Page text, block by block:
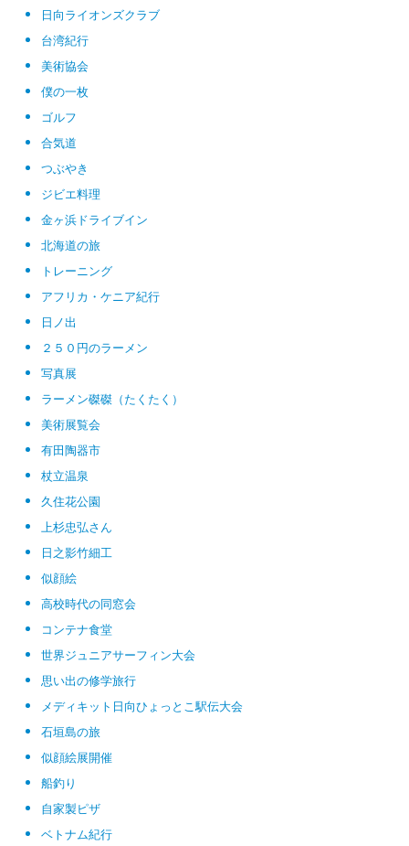
日向ライオンズクラブ
台湾紀行
美術協会
僕の一枚
ゴルフ
合気道
つぶやき
ジビエ料理
金ヶ浜ドライブイン
北海道の旅
トレーニング
アフリカ・ケニア紀行
日ノ出
２５０円のラーメン
写真展
ラーメン磔磔（たくたく）
美術展覧会
有田陶器市
杖立温泉
久住花公園
上杉忠弘さん
日之影竹細工
似顔絵
高校時代の同窓会
コンテナ食堂
世界ジュニアサーフィン大会
思い出の修学旅行
メディキット日向ひょっとこ駅伝大会
石垣島の旅
似顔絵展開催
船釣り
自家製ピザ
ベトナム紀行